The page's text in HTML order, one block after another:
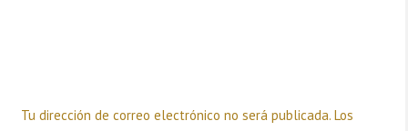
Tu dirección de correo electrónico no será publicada. Los